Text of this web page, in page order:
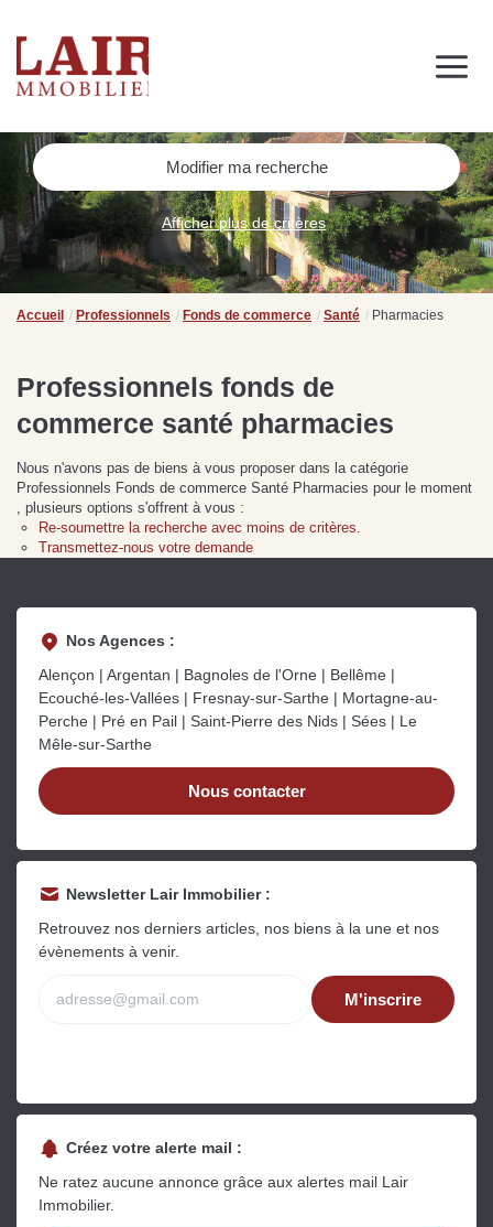
Immobilier
Nous découvrir
Nos services
Contact
Nos actualités
SUIVEZ-NOUS SUR LES RÉSEAUX SOCIAUX
NOS CONSEILS IMMO
Conseils immobiliers et actualités
pour vous accompagner dans vos projets
Procéder à des travaux
d’isolation à Fresnay-sur-
Sarthe pour booster sa
vente
Lire la suite
estimation immobilière à
Bagnoles-de-l’Orne :
conséquences ?
Gratuit
Rapide et gratuit, recevez votre estimation
en quelques clics.
Estimer mon bien maintenant
Modifier ma recherche
Afficher plus de critères
Accueil Professionnels Fonds de commerce Santé Pharmacies
Professionnels fonds de
commerce santé pharmacies
Nous n'avons pas de biens à vous proposer dans la catégorie
Professionnels Fonds de commerce Santé Pharmacies pour le moment
, plusieurs options s'offrent à vous :
Re-soumettre la recherche avec moins de critères.
Transmettez-nous votre demande
Nos Agences :
Alençon | Argentan | Bagnoles de l'Orne | Bellême |
Ecouché-les-Vallées | Fresnay-sur-Sarthe | Mortagne-au-
Perche | Pré en Pail | Saint-Pierre des Nids | Sées | Le
Mêle-sur-Sarthe
Nous contacter
Newsletter Lair Immobilier :
Retrouvez nos derniers articles, nos biens à la une et nos
évènements à venir.
M'inscrire
Créez votre alerte mail :
Ne ratez aucune annonce grâce aux alertes mail Lair
Immobilier.